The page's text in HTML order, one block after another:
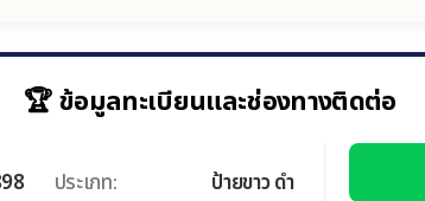
🏆 ข้อมูลทะเบียนและช่องทางติดต่อ
ประเภท:
ป้ายขาว ดำ